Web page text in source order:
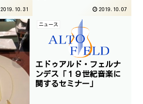
2019.10.31 2019.10.07
ニュース
エドゥアルド・フェルナ
ンデス「１９世紀音楽に
関するセミナー」